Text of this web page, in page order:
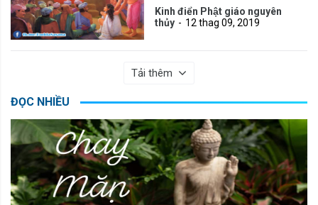
Kinh điển Phật giáo nguyên
thủy
12 thag 09, 2019
Tải thêm
ĐỌC NHIỀU